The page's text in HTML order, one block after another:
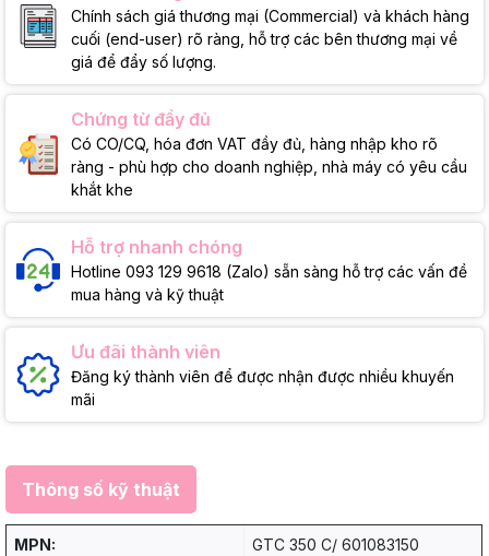
Chính sách giá thương mại (Commercial) và khách hàng
cuối (end-user) rõ ràng, hỗ trợ các bên thương mại về
giá để đẩy số lượng.
Chứng từ đầy đủ
Có CO/CQ, hóa đơn VAT đầy đủ, hàng nhập kho rõ
ràng - phù hợp cho doanh nghiệp, nhà máy có yêu cầu
khắt khe
Hỗ trợ nhanh chóng
Hotline 093 129 9618 (Zalo) sẵn sàng hỗ trợ các vấn đề
mua hàng và kỹ thuật
Ưu đãi thành viên
Đăng ký thành viên để được nhận được nhiều khuyến
mãi
Thông số kỹ thuật
MPN: GTC 350 C/ 601083150